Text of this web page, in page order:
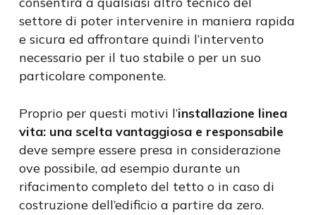
settore di poter intervenire in maniera rapida
e sicura ed affrontare quindi l’intervento
necessario per il tuo stabile o per un suo
particolare componente.
Proprio per questi motivi l’installazione linea
vita: una scelta vantaggiosa e responsabile
deve sempre essere presa in considerazione
ove possibile, ad esempio durante un
rifacimento completo del tetto o in caso di
costruzione dell’edificio a partire da zero.